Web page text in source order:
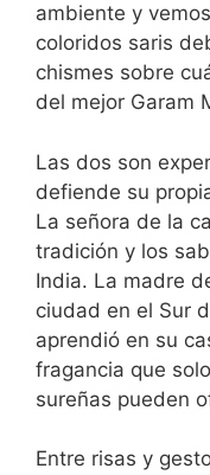
ambiente y
coloridos saris
chismes sobre
del mejor Garam
Las dos son
defiende su
La señora de la
tradición y los
India. La madre
ciudad en el Sur
aprendió en su
fragancia que
sureñas pueden
Entre risas y